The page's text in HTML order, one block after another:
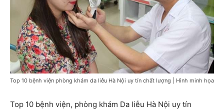
Top 10 bệnh viện phòng khám da liễu Hà Nội uy tín chất lượng | Hình minh họa
Top 10 bệnh viện, phòng khám Da liễu Hà Nội uy tín